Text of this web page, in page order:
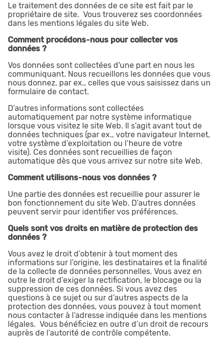
Le traitement des données de ce site est fait par le
propriétaire de site. Vous trouverez ses coordonnées
dans les mentions légales du site Web.
Comment procédons-nous pour collecter vos
données ?
Vos données sont collectées d'une part en nous les
communiquant. Nous recueillons les données que vous
nous donnez, par ex., celles que vous saisissez dans un
formulaire de contact.
D’autres informations sont collectées
automatiquement par notre système informatique
lorsque vous visitez le site Web. Il s’agit avant tout de
données techniques (par ex., votre navigateur Internet,
votre système d’exploitation ou l’heure de votre
visite). Ces données sont recueillies de façon
automatique dès que vous arrivez sur notre site Web.
Comment utilisons-nous vos données ?
Une partie des données est recueillie pour assurer le
bon fonctionnement du site Web. D’autres données
peuvent servir pour identifier vos préférences.
Quels sont vos droits en matière de protection des
données ?
Vous avez le droit d’obtenir à tout moment des
informations sur l’origine, les destinataires et la finalité
de la collecte de données personnelles. Vous avez en
outre le droit d’exiger la rectification, le blocage ou la
suppression de ces données. Si vous avez des
questions à ce sujet ou sur d’autres aspects de la
protection des données, vous pouvez à tout moment
nous contacter à l’adresse indiquée dans les mentions
légales. Vous bénéficiez en outre d’un droit de recours
auprès de l’autorité de contrôle compétente.